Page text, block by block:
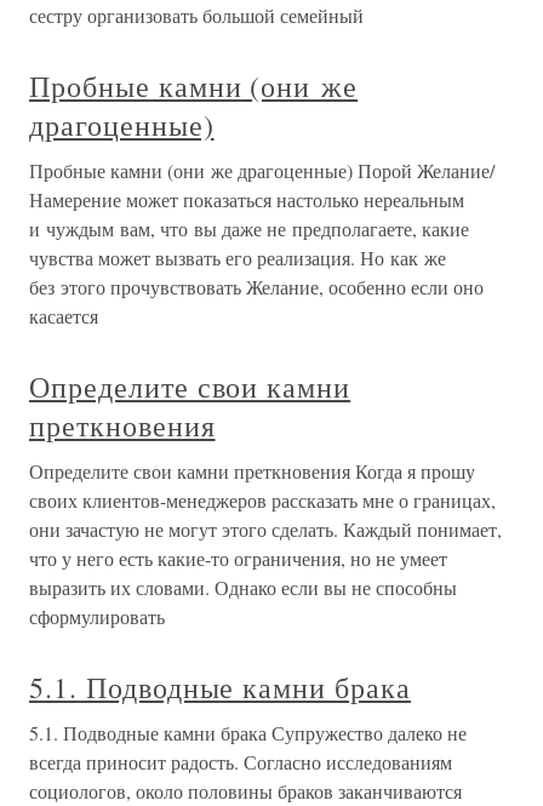
сестру организовать большой семейный
Пробные камни (они же
драгоценные)
Пробные камни (они же драгоценные) Порой Желание/
Намерение может показаться настолько нереальным
и чуждым вам, что вы даже не предполагаете, какие
чувства может вызвать его реализация. Но как же
без этого прочувствовать Желание, особенно если оно
касается
Определите свои камни
преткновения
Определите свои камни преткновения Когда я прошу
своих клиентов-менеджеров рассказать мне о границах,
они зачастую не могут этого сделать. Каждый понимает,
что у него есть какие-то ограничения, но не умеет
выразить их словами. Однако если вы не способны
сформулировать
5.1. Подводные камни брака
5.1. Подводные камни брака Супружество далеко не
всегда приносит радость. Согласно исследованиям
социологов, около половины браков заканчиваются